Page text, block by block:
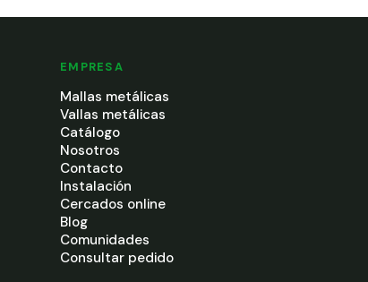
EMPRESA
Mallas metálicas
Vallas metálicas
Catálogo
Nosotros
Contacto
Instalación
Cercados online
Blog
Comunidades
Consultar pedido